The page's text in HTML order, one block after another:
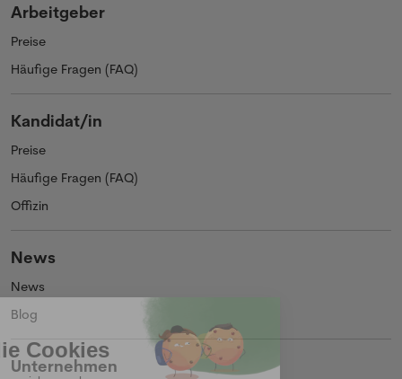
Arbeitgeber
Preise
Häufige Fragen (FAQ)
Kandidat/in
Preise
Häufige Fragen (FAQ)
Offizin
News
News
Blog
Unternehmen